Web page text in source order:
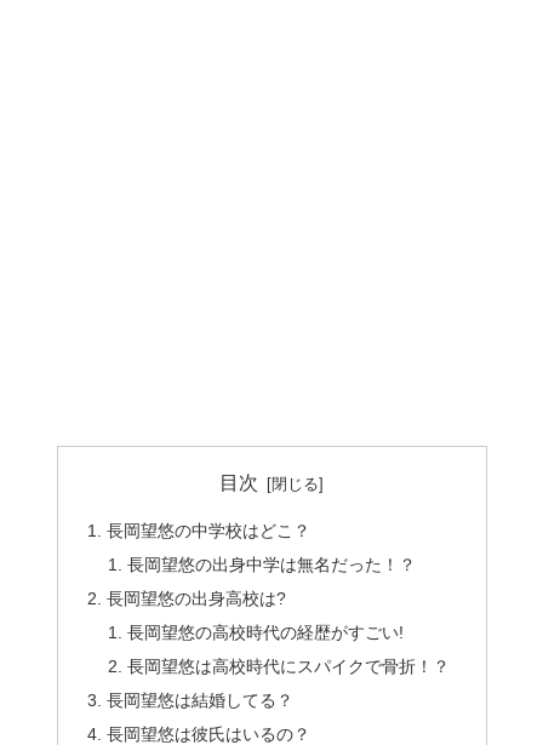
目次
長岡望悠の中学校はどこ？
長岡望悠の出身中学は無名だった！？
長岡望悠の出身高校は?
長岡望悠の高校時代の経歴がすごい!
長岡望悠は高校時代にスパイクで骨折！？
長岡望悠は結婚してる？
長岡望悠は彼氏はいるの？